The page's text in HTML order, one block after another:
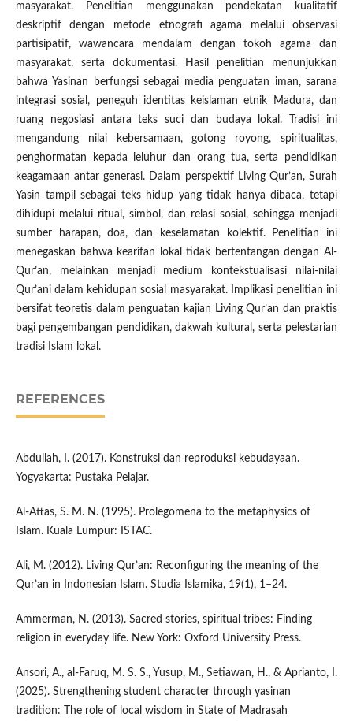
masyarakat. Penelitian menggunakan pendekatan kualitatif
deskriptif dengan metode etnografi agama melalui observasi
partisipatif, wawancara mendalam dengan tokoh agama dan
masyarakat, serta dokumentasi. Hasil penelitian menunjukkan
bahwa Yasinan berfungsi sebagai media penguatan iman, sarana
integrasi sosial, peneguh identitas keislaman etnik Madura, dan
ruang negosiasi antara teks suci dan budaya lokal. Tradisi ini
mengandung nilai kebersamaan, gotong royong, spiritualitas,
penghormatan kepada leluhur dan orang tua, serta pendidikan
keagamaan antar generasi. Dalam perspektif Living Qur’an, Surah
Yasin tampil sebagai teks hidup yang tidak hanya dibaca, tetapi
dihidupi melalui ritual, simbol, dan relasi sosial, sehingga menjadi
sumber harapan, doa, dan keselamatan kolektif. Penelitian ini
menegaskan bahwa kearifan lokal tidak bertentangan dengan Al-
Qur’an, melainkan menjadi medium kontekstualisasi nilai-nilai
Qur’ani dalam kehidupan sosial masyarakat. Implikasi penelitian ini
bersifat teoretis dalam penguatan kajian Living Qur’an dan praktis
bagi pengembangan pendidikan, dakwah kultural, serta pelestarian
tradisi Islam lokal.
REFERENCES
Abdullah, I. (2017). Konstruksi dan reproduksi kebudayaan.
Yogyakarta: Pustaka Pelajar.
Al-Attas, S. M. N. (1995). Prolegomena to the metaphysics of
Islam. Kuala Lumpur: ISTAC.
Ali, M. (2012). Living Qur’an: Reconfiguring the meaning of the
Qur’an in Indonesian Islam. Studia Islamika, 19(1), 1–24.
Ammerman, N. (2013). Sacred stories, spiritual tribes: Finding
religion in everyday life. New York: Oxford University Press.
Ansori, A., al-Faruq, M. S. S., Yusup, M., Setiawan, H., & Aprianto, I.
(2025). Strengthening student character through yasinan
tradition: The role of local wisdom in State of Madrasah